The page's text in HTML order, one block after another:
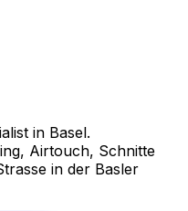
in Basel.
Airtouch, Schnitte
in der Basler